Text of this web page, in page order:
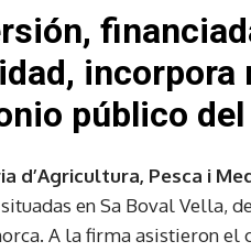
incorpora
público
d’Agricultura, Pesca i
en Sa Boval Vella,
A la firma asistieron el